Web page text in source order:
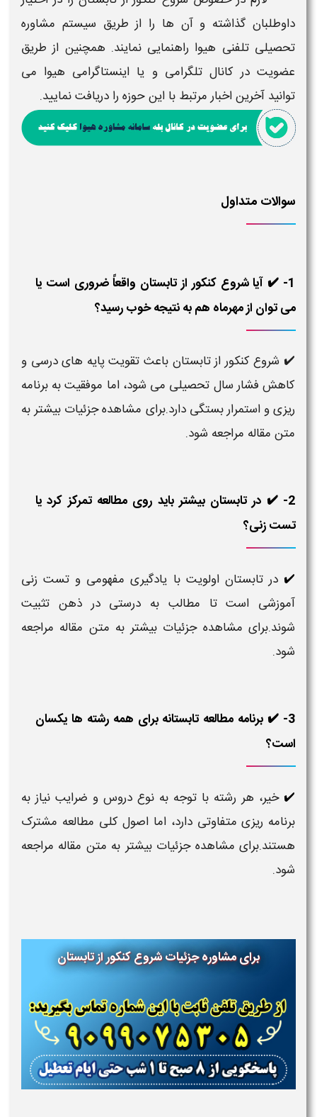
داوطلبان گذاشته و آن ها را از طریق سیستم مشاوره
تحصیلی تلفنی هیوا راهنمایی نمایند. همچنین از طریق
عضویت در کانال تلگرامی و یا اینستاگرامی هیوا می
توانید آخرین اخبار مرتبط با این حوزه را دریافت نمایید.
سوالات متداول
1- ✔️ آیا شروع کنکور از تابستان واقعاً ضروری است یا
می توان از مهرماه هم به نتیجه خوب رسید؟
✔️ شروع کنکور از تابستان باعث تقویت پایه های درسی و
کاهش فشار سال تحصیلی می شود، اما موفقیت به برنامه
ریزی و استمرار بستگی دارد.برای مشاهده جزئیات بیشتر به
متن مقاله مراجعه شود.
2- ✔️ در تابستان بیشتر باید روی مطالعه تمرکز کرد یا
تست زنی؟
✔️در تابستان اولویت با یادگیری مفهومی و تست زنی
آموزشی است تا مطالب به درستی در ذهن تثبیت
شوند.برای مشاهده جزئیات بیشتر به متن مقاله مراجعه
شود.
3- ✔️ برنامه مطالعه تابستانه برای همه رشته ها یکسان
است؟
✔️خیر، هر رشته با توجه به نوع دروس و ضرایب نیاز به
برنامه ریزی متفاوتی دارد، اما اصول کلی مطالعه مشترک
هستند.برای مشاهده جزئیات بیشتر به متن مقاله مراجعه
شود.
برای مشاوره جزئیات شروع کنکور از تابستان